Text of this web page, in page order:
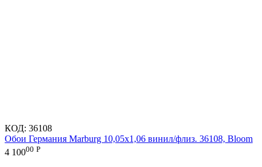
КОД: 36108
Обои Германия Marburg 10,05x1,06 винил/флиз. 36108, Bloom
4 10000 Р